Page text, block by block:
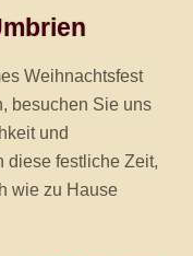
Weihnachtsfest
besuchen Sie uns
und
diese festliche Zeit,
wie zu Hause